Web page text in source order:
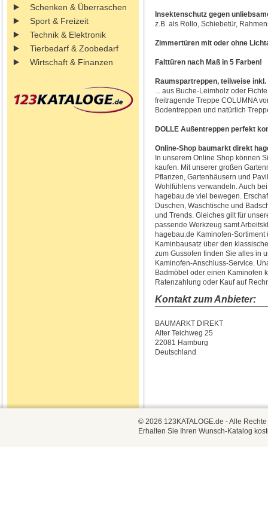
Schenken & Überraschen
Sport & Freizeit
Technik & Elektronik
Tierbedarf & Zoobedarf
Wirtschaft & Finanzen
Insektenschutz gegen
z.B. als Rollo, Schiebetür,
Zimmertüren mit oder ohne
Falttüren nach Maß in 5 Farben!
Raumspartreppen, teilweise
... aus Buche-Leimholz oder
freitragende Treppe COLUMNA
Bodentreppen und natürlich
DOLLE Außentreppen perfekt
Online-Shop baumarkt direkt
In unserem Online Shop können
kaufen. Mit unserer großen
Pflanzen, Gartenhäusern und
Wohlfühlens verwandeln. Auch
hagebau.de viel bewegen.
Duschen, Waschtische und
und Trends. Gleiches gilt für
passende Werkzeug samt
hagebau.de Kaminofen-
Kaminbausatz über den
zum Gussofen finden Sie alles in
Kaminofen-Anschluss-Service.
Badmöbel oder einen Kaminofen
Ratenzahlung oder Kauf auf
Kontakt zum Anbieter:
BAUMARKT DIREKT
Alter Teichweg 25
22081 Hamburg
Deutschland
© 2026 123KATALOGE.de - Alle
Erhalten Sie Ihren Wunsch-Katalog